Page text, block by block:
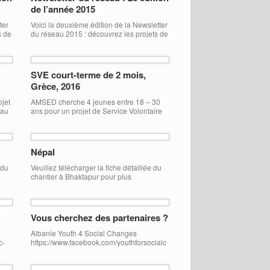
de
de l’année 2015
Voici la deuxième édition de la Newsletter
du réseau 2015 : découvrez les projets de
NetworkNewsletter_2015 #2
SVE court-terme de 2 mois,
Grèce, 2016
AMSED cherche 4 jeunes entre 18 – 30
ans pour un projet de Service Volontaire
2016 (2 volontaires) 2ème mobilité du 1er
Avril au 31 Mai 2016 (2 volontaires) Pour
plus d’infos, consulter la fiche technique:
FT – SVE […]
Népal
Veuillez télécharger la fiche détaillée du
chantier à Bhaktapur pour plus
Capitale : Katmandu Superficie : 147 181
km² Population : 30 millions d’habitants
Climat : Le Népal jouit d’une saison sèche
d’octobre à mai, où les températures
peuvent atteindre plus de 30°C à […]
Vous cherchez des partenaires ?
Albanie Youth 4 Social Changes
https://www.facebook.com/youthforsocialc